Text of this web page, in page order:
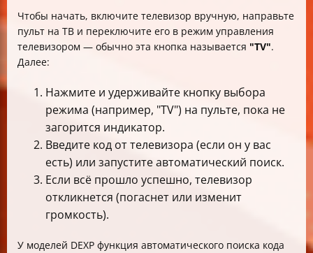
Чтобы начать, включите телевизор вручную, направьте
пульт на ТВ и переключите его в режим управления
телевизором — обычно эта кнопка называется "TV".
Далее:
Нажмите и удерживайте кнопку выбора
режима (например, "TV") на пульте, пока не
загорится индикатор.
Введите код от телевизора (если он у вас
есть) или запустите автоматический поиск.
Если всё прошло успешно, телевизор
откликнется (погаснет или изменит
громкость).
У моделей DEXP функция автоматического поиска кода